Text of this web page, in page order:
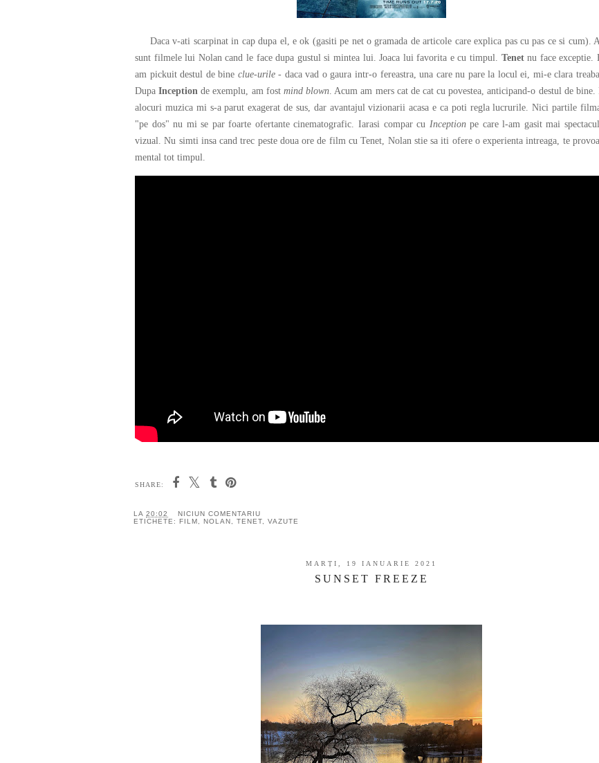
Daca v-ati scarpinat in cap dupa el, e ok (gasiti pe net o gramada de articole care explica pas cu pas ce si cum).
sunt filmele lui Nolan cand le face dupa gustul si mintea lui. Joaca lui favorita e cu timpul. Tenetnu face exceptie.
am pickuit destul de bine clue-urile- daca vad o gaura intr-o fereastra, una care nu pare la locul ei, mi-e clara
Dupa Inception de exemplu, am fost mind blown. Acum am mers cat de cat cu povestea, anticipand-o destul de bine.
alocuri muzica mi s-a parut exagerat de sus, dar avantajul vizionarii acasa e ca poti regla lucrurile. Nici partile
"pe dos" nu mi se par foarte ofertante cinematografic. Iarasi compar cu Inceptionpe care l-am gasit mai
vizual. Nu simti insa cand trec peste doua ore de film cu Tenet, Nolan stie sa iti ofere o experienta intreaga, te
mental tot timpul.
SHARE:
LA 20:02
NICIUN COMENTARIU
ETICHETE: FILM NOLAN TENET VAZUTE
MARȚI, 19 IANUARIE 2021
SUNSET FREEZE